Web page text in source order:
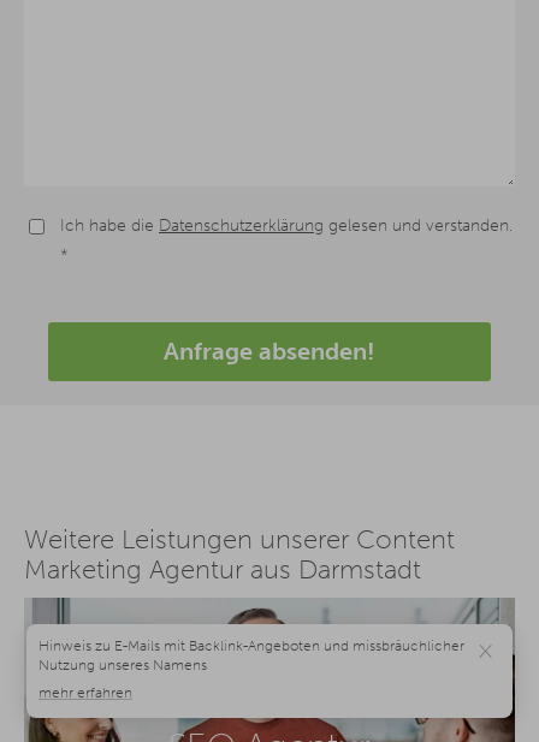
Ich habe die Datenschutzerklärung gelesen und verstanden.
*
Anfrage absenden!
Weitere Leistungen unserer Content
Marketing Agentur aus Darmstadt
×